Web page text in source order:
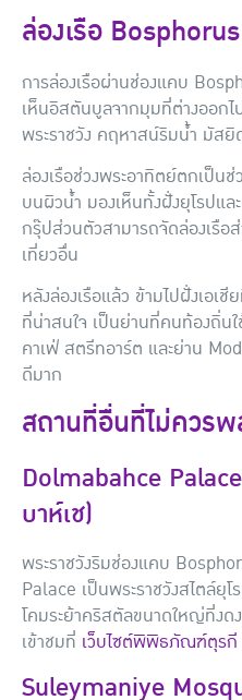
ล่องเรือ
การล่องเรือผ่านช่องแคบ
เห็นอิสตันบูลจากมุมที่ต่างออกไ
พระราชวัง คฤหาสน์ริมน้ำ มัส
ล่องเรือช่วงพระอาทิตย์ตกเป็น
บนผิวน้ำ มองเห็นทั้งฝั่งยุโรปแล
กรุ๊ปส่วนตัวสามารถจัดล่องเรือ
เที่ยวอื่น
หลังล่องเรือแล้ว ข้ามไปฝั่งเอเชี
ที่น่าสนใจ เป็นย่านที่คนท้องถิ่น
คาเฟ่ สตรีทอาร์ต และย่าน
ดีมาก
สถานที่อื่นที่ไม่ควร
Dolmabahce
บาห์เช)
พระราชวังริมช่องแคบ
Palace เป็นพระราชวังสไตล์ยุ
โคมระย้าคริสตัลขนาดใหญ่ที่งด
เข้าชมที่ เว็บไซต์พิพิธภัณฑ์ตุรกี
Suleymaniye